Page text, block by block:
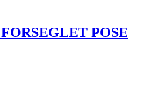
POSE